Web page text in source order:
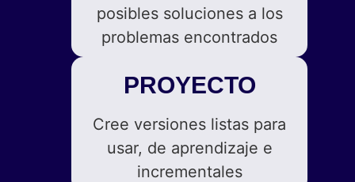
posibles soluciones a los
problemas encontrados
PROYECTO
Cree versiones listas para
usar, de aprendizaje e
incrementales